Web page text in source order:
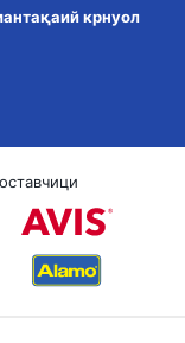
крнуол